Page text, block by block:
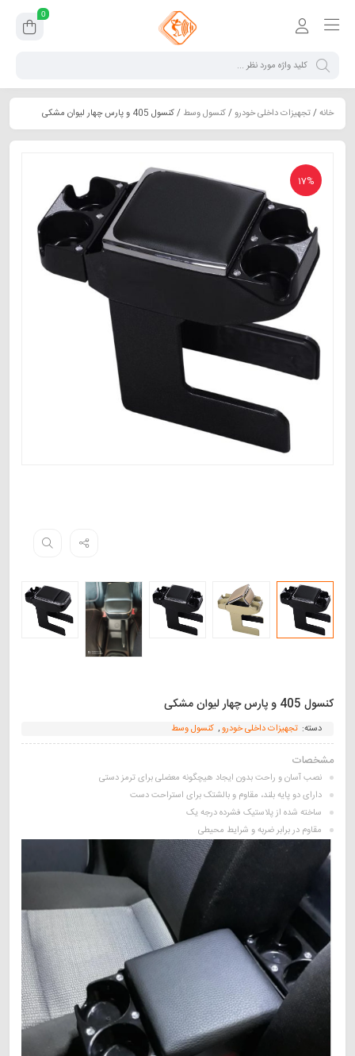
0
خانه/تجهیزات داخلی خودرو/کنسول وسط / کنسول 405 و پارس چهار لیوان مشکی
17%
کنسول 405 و پارس چهار لیوان مشکی
دسته: تجهیزات داخلی خودرو, کنسول وسط
مشخصات
نصب آسان و راحت بدون ایجاد هیچگونه معضلی برای ترمز دستی
دارای دو پایه بلند، مقاوم و بالشتک برای استراحت دست
ساخته شده از پلاستیک فشرده درجه یک
مقاوم در برابر ضربه و شرایط محیطی